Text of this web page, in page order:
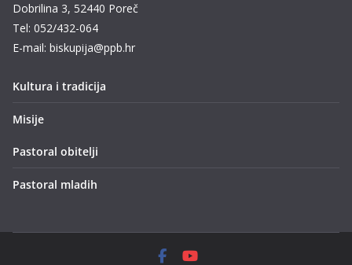
Dobrilina 3, 52440 Poreč
Tel: 052/432-064
E-mail: biskupija@ppb.hr
Kultura i tradicija
Misije
Pastoral obitelji
Pastoral mladih